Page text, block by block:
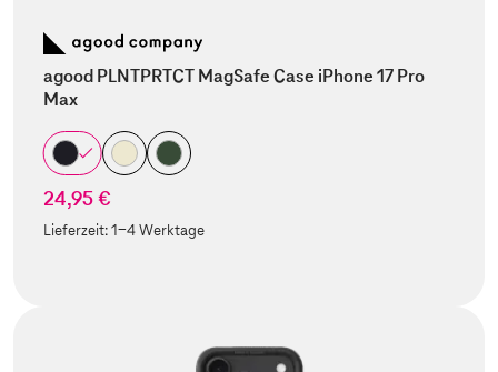
agood PLNTPRTCT MagSafe Case iPhone 17 Pro
Max
24,95 €
Lieferzeit:1-4 Werktage